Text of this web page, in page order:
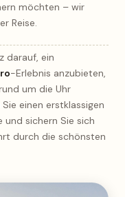
möchten – wir
Reise.
darauf, ein
-Erlebnis anzubieten,
um die Uhr
einen erstklassigen
und sichern Sie sich
durch die schönsten